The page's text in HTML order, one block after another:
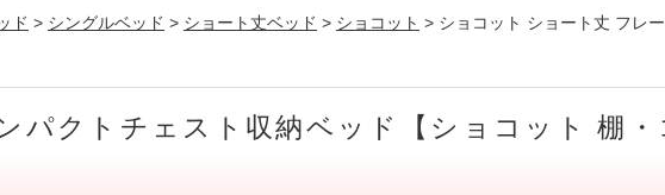
ド > シングルベッド > ショート丈ベッド > ショコット > ショコット ショート丈 フレ
パクトチェスト収納ベッド【ショコット 棚